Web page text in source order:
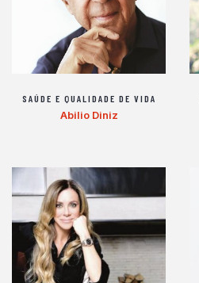
SAÚDE E QUALIDADE DE VIDA
Abilio Diniz